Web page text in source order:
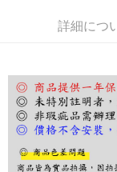
ウが表示されます。
2.SMSで認証してお
の場合は、AFTEE ア
5.商品受け取り時のお
はアプリの通知に従
グでお支払いくださ
代金納付期限は最短
配送毎にNT$180、
詳細につ